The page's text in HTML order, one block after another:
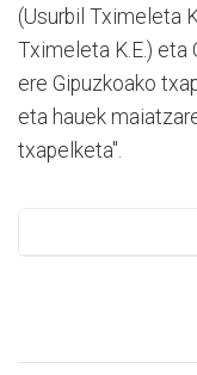
(Usurbil Tximeleta
Tximeleta K.E.) eta
ere Gipuzkoako
eta hauek
txapelketa".